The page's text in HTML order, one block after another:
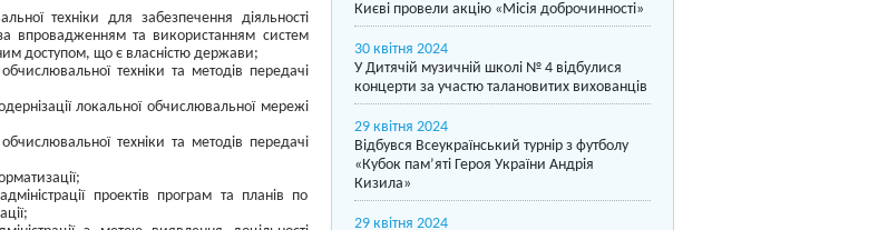
техніки для забезпечення діяльності
впровадженням та використанням систем
доступом, що є власністю держави;
техніки та методів передачі
локальної обчислювальної мережі
техніки та методів передачі
проектів програм та планів по
Києві провели акцію «Місія доброчинності»
30 квітня 2024
У Дитячій музичній школі № 4 відбулися
концерти за участю талановитих вихованців
29 квітня 2024
Відбувся Всеукраїнський турнір з футболу
«Кубок пам’яті Героя України Андрія
Кизила»
29 квітня 2024